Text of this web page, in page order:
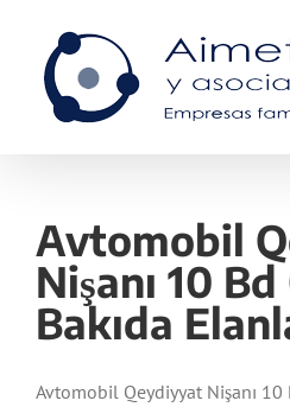
content
Avtomobil
Nişanı 10
Bakıda
Avtomobil Qeydiyyat Nişanı 10